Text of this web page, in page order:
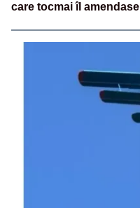
care tocmai îl amendase